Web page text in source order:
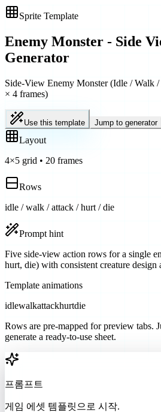
Sprite Template
Enemy Monster - Side
Generator
Side-View Enemy Monster (Idle / Walk
× 4 frames)
Use this template Jump to generator
Layout
4×5 grid • 20 frames
Rows
idle / walk / attack / hurt / die
Prompt hint
Five side-view action rows for a single
hurt, die) with consistent creature design
Template animations
idlewalkattackhurtdie
Rows are pre-mapped for preview tabs.
generate a ready-to-use sheet.
프롬프트
게임 에셋 템플릿으로 시작.